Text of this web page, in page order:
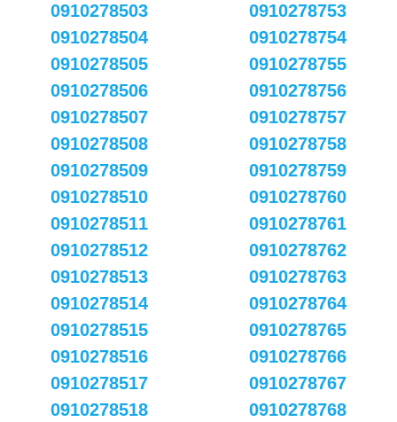
0910278503
0910278504
0910278505
0910278506
0910278507
0910278508
0910278509
0910278510
0910278511
0910278512
0910278513
0910278514
0910278515
0910278516
0910278517
0910278518
0910278753
0910278754
0910278755
0910278756
0910278757
0910278758
0910278759
0910278760
0910278761
0910278762
0910278763
0910278764
0910278765
0910278766
0910278767
0910278768